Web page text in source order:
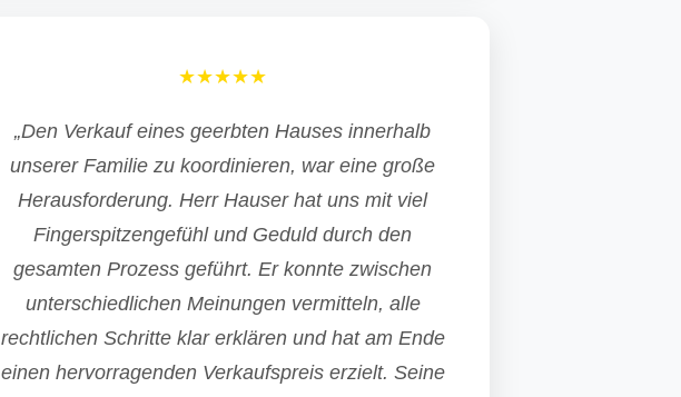
★★★★★
„Den Verkauf eines geerbten Hauses innerhalb
unserer Familie zu koordinieren, war eine große
Herausforderung. Herr Hauser hat uns mit viel
Fingerspitzengefühl und Geduld durch den
gesamten Prozess geführt. Er konnte zwischen
unterschiedlichen Meinungen vermitteln, alle
rechtlichen Schritte klar erklären und hat am Ende
einen hervorragenden Verkaufspreis erzielt. Seine